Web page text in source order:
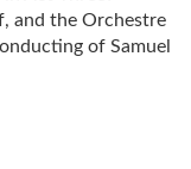
and the Orchestre
of Samuel